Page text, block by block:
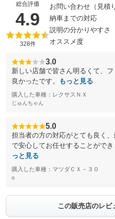
総合評価
4.9 （5点満
328件
お問い合わせ（見積
納車までの対応
説明の分かりやすさ
オススメ度
3.0
新しい店舗で皆さん明るくて、
良かったです。
もっと見る
購入した車種：レクサスＮＸ
じゅんちゃん
5.0
担当者の方の対応がとても良く
で安心してお任せすることができ
っと見る
購入した車種：マツダＣＸ－３０
o
この販売店のレビ